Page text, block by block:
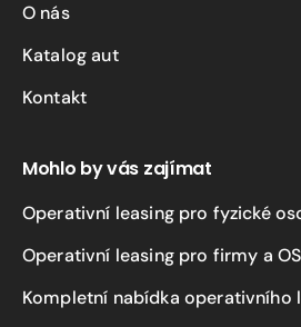
O nás
Katalog aut
Kontakt
Mohlo by vás zajímat
Operativní leasing pro fyzické
Operativní leasing pro firmy a
Kompletní nabídka operativního